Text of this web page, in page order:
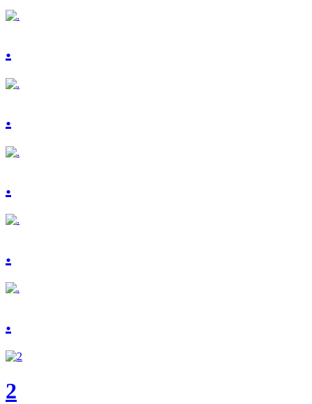
.
.
.
.
.
2